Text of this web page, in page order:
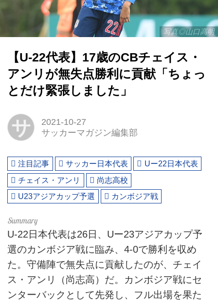
写真◎山口高明
【U-22代表】17歳のCBチェイス・
アンリが無失点勝利に貢献「ちょっ
とだけ緊張しました」
サ
2021-10-27
サッカーマガジン編集部
注目記事 サッカー日本代表
Uー22日本代表
チェイス・アンリ
尚志高校
U23アジアカップ予選
カンボジア戦
U-22日本代表は26日、Uー23アジアカップ予
選のカンボジア戦に臨み、4-0で勝利を収め
た。守備陣で無失点に貢献したのが、チェイ
ス・アンリ（尚志高）だ。カンボジア戦にセ
ンターバックとして先発し、フル出場を果た